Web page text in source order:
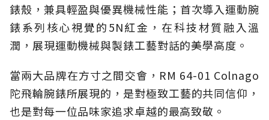
錶殼，兼具輕盈與優異機械性能；首次導入運動腕
錶系列核心視覺的5N紅金，在科技材質融入溫
潤，展現運動機械與製錶工藝對話的美學高度。
當兩大品牌在方寸之間交會，RM 64-01 Colnago
陀飛輪腕錶所展現的，是對極致工藝的共同信仰，
也是對每一位品味家追求卓越的最高致敬。